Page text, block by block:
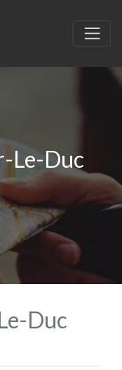
Le-Duc
Duc